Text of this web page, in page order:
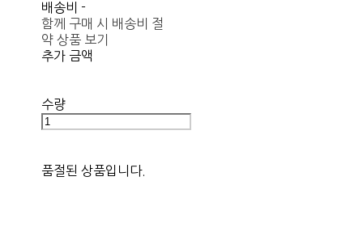
배송비-
함께 구매 시 배송비 절
약 상품 보기
추가 금액
수량
품절된 상품입니다.